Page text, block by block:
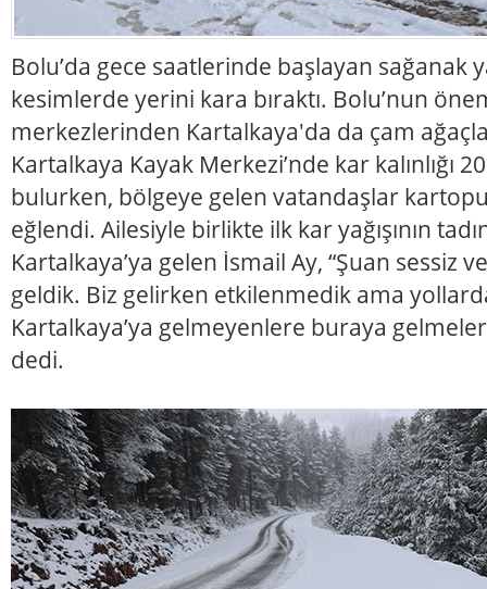
Bolu’da gece saatlerinde başlayan sağanak
kesimlerde yerini kara bıraktı. Bolu’nun
merkezlerinden Kartalkaya'da da çam
Kartalkaya Kayak Merkezi’nde kar kalınlığı
bulurken, bölgeye gelen vatandaşlar
eğlendi. Ailesiyle birlikte ilk kar yağışının
Kartalkaya’ya gelen İsmail Ay, “Şuan sessiz
geldik. Biz gelirken etkilenmedik ama
Kartalkaya’ya gelmeyenlere buraya
dedi.